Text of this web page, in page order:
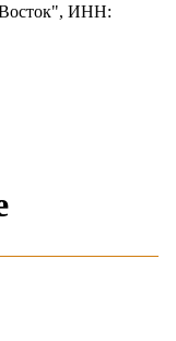
Восток", ИНН: